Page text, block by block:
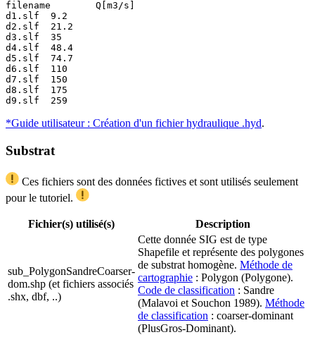
filename	Q[m3/s]
d1.slf	9.2
d2.slf	21.2
d3.slf	35
d4.slf	48.4
d5.slf	74.7
d6.slf	110
d7.slf	150
d8.slf	175
d9.slf	259
*Guide utilisateur : Création d'un fichier hydraulique .hyd.
Substrat
Ces fichiers sont des données fictives et sont utilisés seulement
pour le tutoriel.
Fichier(s) utilisé(s) Description
sub_PolygonSandreCoarser-
dom.shp (et fichiers associés
.shx, dbf, ..)
Cette donnée SIG est de type
Shapefile et représente des polygones
de substrat homogène. Méthode de
cartographie : Polygon (Polygone).
Code de classification : Sandre
(Malavoi et Souchon 1989). Méthode
de classification : coarser-dominant
(PlusGros-Dominant).